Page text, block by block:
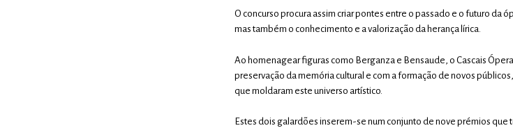
O concurso procura assim criar pontes entre o passado e o futuro da
mas também o conhecimento e a valorização da herança lírica.
Ao homenagear figuras como Berganza e Bensaude, o Cascais
preservação da memória cultural e com a formação de novos
que moldaram este universo artístico.
Estes dois galardões inserem-se num conjunto de nove prémios que